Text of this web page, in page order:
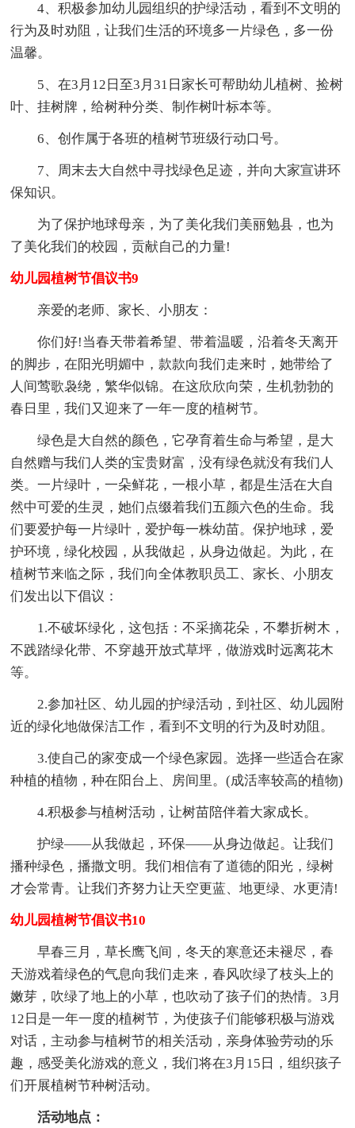
4、积极参加幼儿园组织的护绿活动，看到不文明的
行为及时劝阻，让我们生活的环境多一片绿色，多一份
温馨。
5、在3月12日至3月31日家长可帮助幼儿植树、捡树
叶、挂树牌，给树种分类、制作树叶标本等。
6、创作属于各班的植树节班级行动口号。
7、周末去大自然中寻找绿色足迹，并向大家宣讲环
保知识。
为了保护地球母亲，为了美化我们美丽勉县，也为
了美化我们的校园，贡献自己的力量!
幼儿园植树节倡议书9
亲爱的老师、家长、小朋友：
你们好!当春天带着希望、带着温暖，沿着冬天离开
的脚步，在阳光明媚中，款款向我们走来时，她带给了
人间莺歌袅绕，繁华似锦。在这欣欣向荣，生机勃勃的
春日里，我们又迎来了一年一度的植树节。
绿色是大自然的颜色，它孕育着生命与希望，是大
自然赠与我们人类的宝贵财富，没有绿色就没有我们人
类。一片绿叶，一朵鲜花，一根小草，都是生活在大自
然中可爱的生灵，她们点缀着我们五颜六色的生命。我
们要爱护每一片绿叶，爱护每一株幼苗。保护地球，爱
护环境，绿化校园，从我做起，从身边做起。为此，在
植树节来临之际，我们向全体教职员工、家长、小朋友
们发出以下倡议：
1.不破坏绿化，这包括：不采摘花朵，不攀折树木，
不践踏绿化带、不穿越开放式草坪，做游戏时远离花木
等。
2.参加社区、幼儿园的护绿活动，到社区、幼儿园附
近的绿化地做保洁工作，看到不文明的行为及时劝阻。
3.使自己的家变成一个绿色家园。选择一些适合在家
种植的植物，种在阳台上、房间里。(成活率较高的植物)
4.积极参与植树活动，让树苗陪伴着大家成长。
护绿——从我做起，环保——从身边做起。让我们
播种绿色，播撒文明。我们相信有了道德的阳光，绿树
才会常青。让我们齐努力让天空更蓝、地更绿、水更清!
幼儿园植树节倡议书10
早春三月，草长鹰飞间，冬天的寒意还未褪尽，春
天游戏着绿色的气息向我们走来，春风吹绿了枝头上的
嫩芽，吹绿了地上的小草，也吹动了孩子们的热情。3月
12日是一年一度的植树节，为使孩子们能够积极与游戏
对话，主动参与植树节的相关活动，亲身体验劳动的乐
趣，感受美化游戏的意义，我们将在3月15日，组织孩子
们开展植树节种树活动。
活动地点：